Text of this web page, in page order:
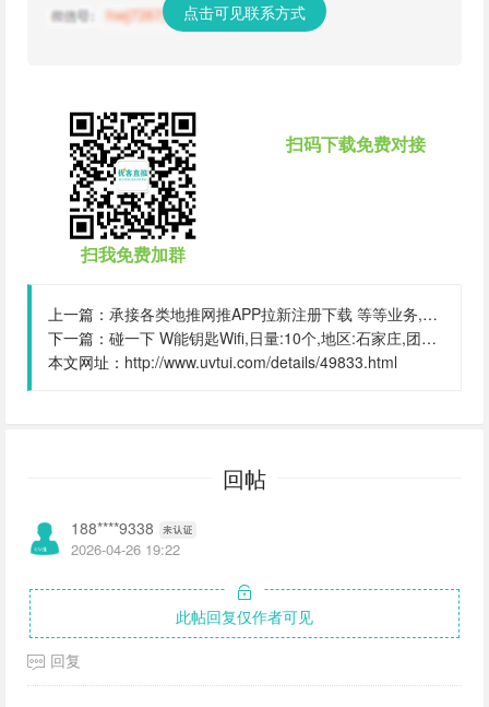
点击可见联系方式
扫我免费加群
扫码下载免费对接
上一篇： 承接各类地推网推APP拉新注册下载 等等业务,日量:5000个,地区:中山,团队规模:10000人
下一篇： 碰一下 W能钥匙Wifi,日量:10个,地区:石家庄,团队规模:10人
本文网址： http://www.uvtui.com/details/49833.html
回帖
188****9338
2026-04-26 19:22
此帖回复仅作者可见
回复